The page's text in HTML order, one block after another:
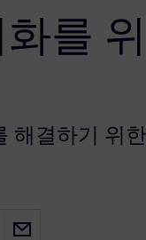
를
해결하기 위